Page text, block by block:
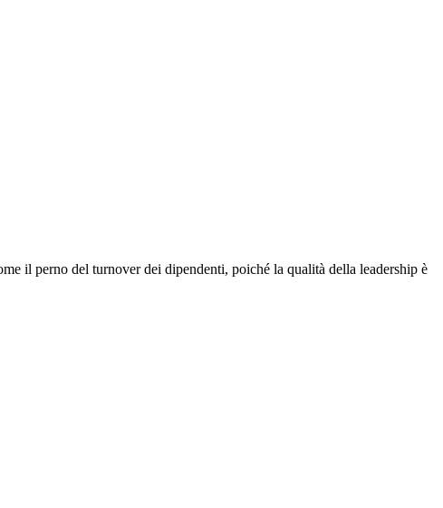
il perno del turnover dei dipendenti, poiché la qualità della leadership è